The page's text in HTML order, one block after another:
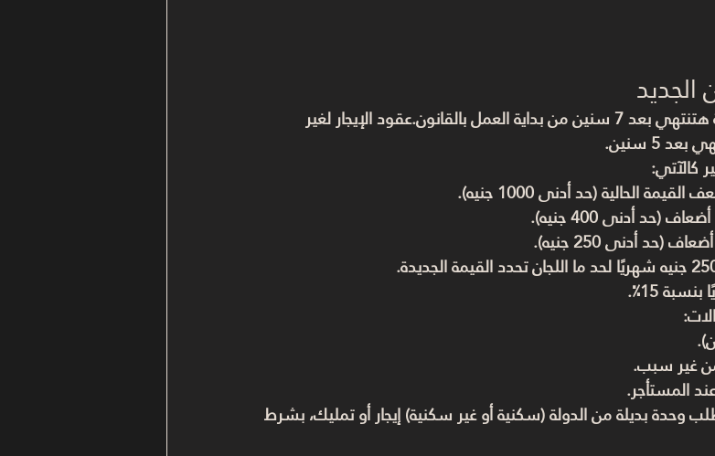
هتنتهي بعد 7 سنين
من بداية العمل بالقانون.عقود الإيجار لغير
بعد 5 سنين
.
كالآتي:
القيمة الحالية (حد أدنى 1000 جنيه).
(حد أدنى 400 جنيه).
(حد أدنى 250 جنيه).
شهريًا
لحد ما اللجان تحدد القيمة الجديدة.
بنسبة 15٪ .
غير سبب.
المستأجر.
وحدة بديلة من الدولة (سكنية أو غير سكنية) إيجار أو تمليك، بشرط